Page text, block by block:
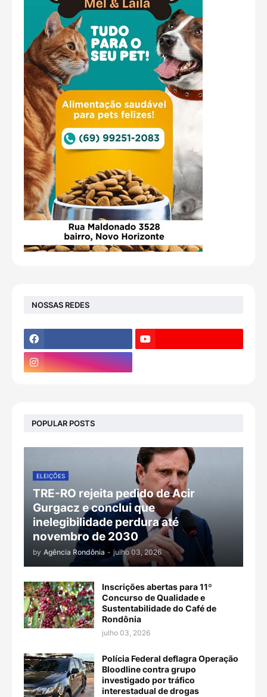
NOSSAS REDES
POPULAR POSTS
ELEIÇÕES
TRE-RO rejeita pedido de Acir
Gurgacz e conclui que
inelegibilidade perdura até
novembro de 2030
by Agência Rondônia - julho 03, 2026
Inscrições abertas para 11º
Concurso de Qualidade e
Sustentabilidade do Café de
Rondônia
julho 03, 2026
Polícia Federal deflagra Operação
Bloodline contra grupo
investigado por tráfico
interestadual de drogas